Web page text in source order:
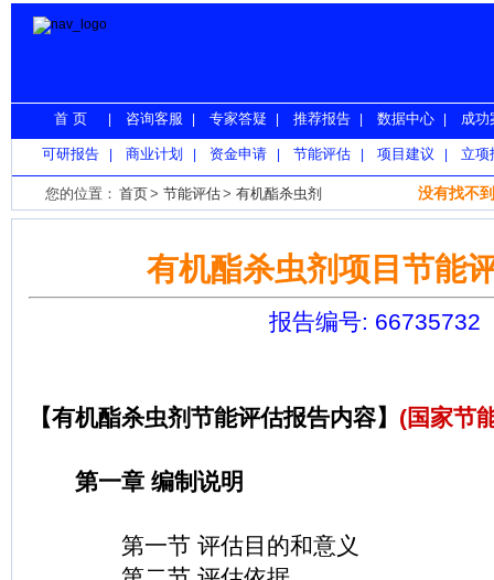
首 页 咨询客服 专家答疑 推荐报告 数据中心 成功
可研报告 商业计划 资金申请 节能评估 项目建议 立项
您的位置： 首页> 节能评估> 有机酯杀虫剂 没有找不
有机酯杀虫剂项目节能
报告编号: 66735732
【有机酯杀虫剂节能评估报告内容】 (国家节
第一章 编制说明
第一节 评估目的和意义